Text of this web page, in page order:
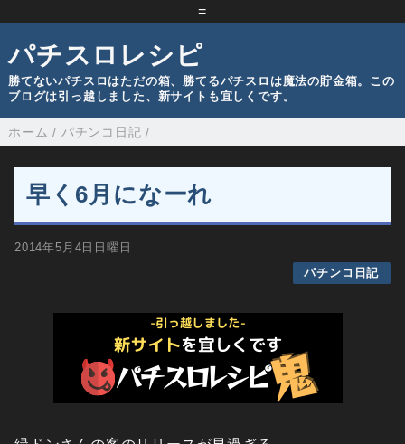
=
パチスロレシピ
勝てないパチスロはただの箱、勝てるパチスロは魔法の貯金箱。この
ブログは引っ越しました、新サイトも宜しくです。
ホーム / パチンコ日記 /
早く6月になーれ
2014年5月4日日曜日
パチンコ日記